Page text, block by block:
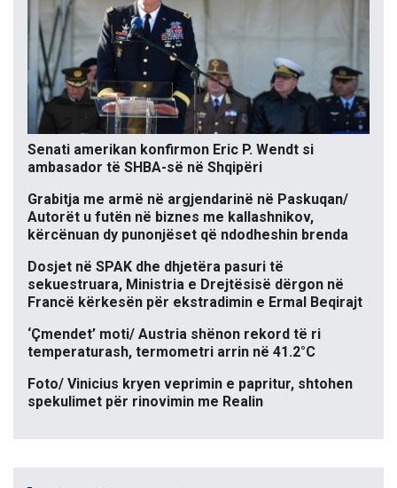
Senati amerikan konfirmon Eric P. Wendt si
ambasador të SHBA-së në Shqipëri
Grabitja me armë në argjendarinë në Paskuqan/
Autorët u futën në biznes me kallashnikov,
kërcënuan dy punonjëset që ndodheshin brenda
Dosjet në SPAK dhe dhjetëra pasuri të
sekuestruara, Ministria e Drejtësisë dërgon në
Francë kërkesën për ekstradimin e Ermal Beqirajt
‘Çmendet’ moti/ Austria shënon rekord të ri
temperaturash, termometri arrin në 41.2°C
Foto/ Vinicius kryen veprimin e papritur, shtohen
spekulimet për rinovimin me Realin